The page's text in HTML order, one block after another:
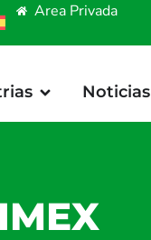
Area Privada
Noticias